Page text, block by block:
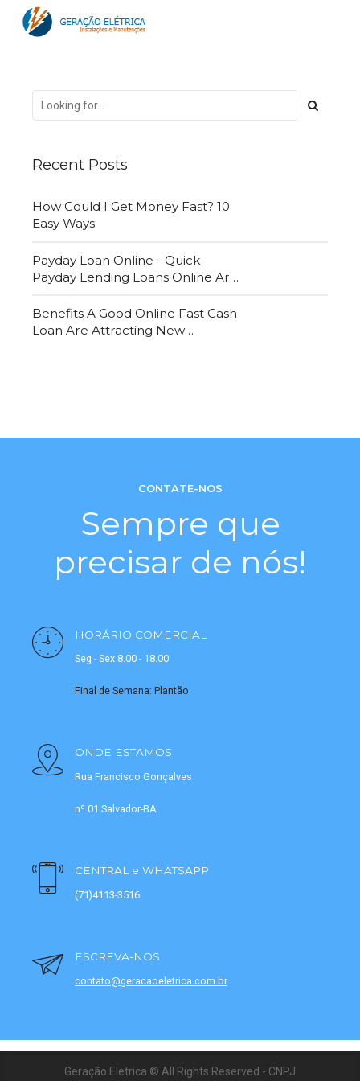
Recent Posts
How Could I Get Money Fast? 10
Easy Ways
Payday Loan Online - Quick
Payday Lending Loans Online Are
Benefits A Good Online Fast Cash
Loan Are Attracting New
CONTATE-NOS
Sempre que
precisar de nós!
HORÁRIO COMERCIAL
Seg - Sex 8.00 - 18.00
Final de Semana: Plantão
ONDE ESTAMOS
Rua Francisco Gonçalves
nº 01 Salvador-BA
CENTRAL e WHATSAPP
(71)4113-3516
ESCREVA-NOS
contato@geracaoeletrica.com.br
Geração Eletrica © All Rights Reserved - CNPJ